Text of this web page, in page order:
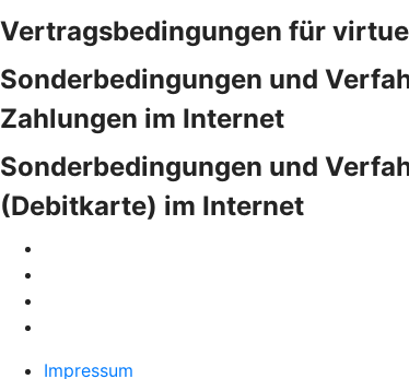
Vertragsbedingungen für
Sonderbedingungen und
Zahlungen im Internet
Sonderbedingungen und
(Debitkarte) im Internet
Impressum